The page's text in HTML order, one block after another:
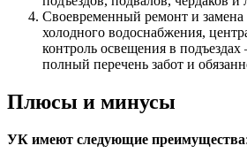
Своевременный ремонт и замена
холодного водоснабжения,
контроль освещения в
полный перечень забот и
Плюсы и минусы
УК имеют следующие преимущества: